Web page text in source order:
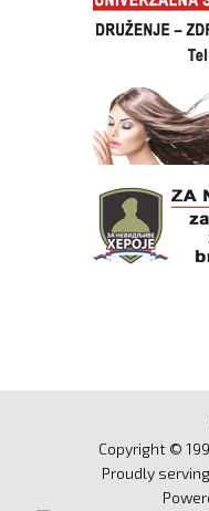
Copyright ©
Proudly